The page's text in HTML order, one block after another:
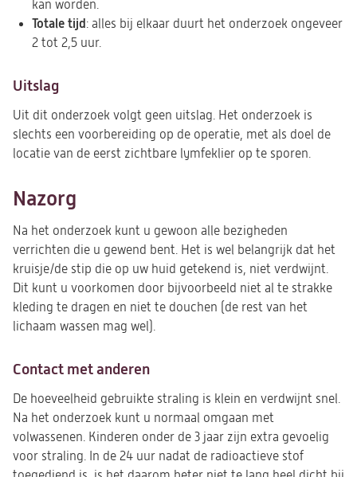
kan worden.
Totale tijd: alles bij elkaar duurt het onderzoek ongeveer
2 tot 2,5 uur.
Uitslag
Uit dit onderzoek volgt geen uitslag. Het onderzoek is
slechts een voorbereiding op de operatie, met als doel de
locatie van de eerst zichtbare lymfeklier op te sporen.
Nazorg
Na het onderzoek kunt u gewoon alle bezigheden
verrichten die u gewend bent. Het is wel belangrijk dat het
kruisje/de stip die op uw huid getekend is, niet verdwijnt.
Dit kunt u voorkomen door bijvoorbeeld niet al te strakke
kleding te dragen en niet te douchen (de rest van het
lichaam wassen mag wel).
Contact met anderen
De hoeveelheid gebruikte straling is klein en verdwijnt snel.
Na het onderzoek kunt u normaal omgaan met
volwassenen. Kinderen onder de 3 jaar zijn extra gevoelig
voor straling. In de 24 uur nadat de radioactieve stof